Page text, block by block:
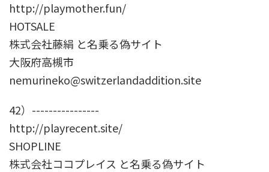
http://playmother.fun/
HOTSALE
株式会社藤絹 と名乗る偽サイト
大阪府高槻市
nemurineko@switzerlandaddition.site
42）----------------
http://playrecent.site/
SHOPLINE
株式会社ココプレイス と名乗る偽サイト